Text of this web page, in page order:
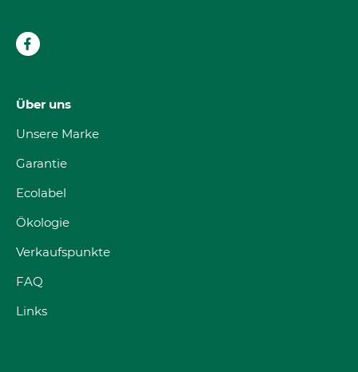
Über uns
Unsere Marke
Garantie
Ecolabel
Ökologie
Verkaufspunkte
FAQ
Links